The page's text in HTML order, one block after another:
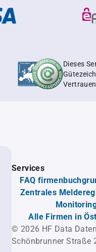
Dieses
Services
FAQ
Zentrales
Alle Firmen in
© 2026 HF Data
Schönbrunner Straße